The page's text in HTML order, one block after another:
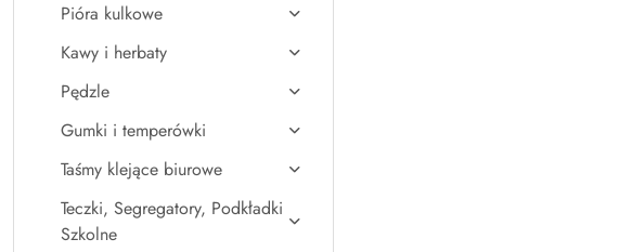
Pióra kulkowe
Kawy i herbaty
Pędzle
Gumki i temperówki
Taśmy klejące biurowe
Teczki, Segregatory, Podkładki
Szkolne